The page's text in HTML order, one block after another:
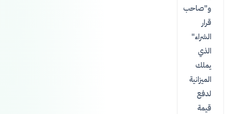
و"صاحب
قرار
الشراء"
الذي
يملك
الميزانية
لدفع
قيمة